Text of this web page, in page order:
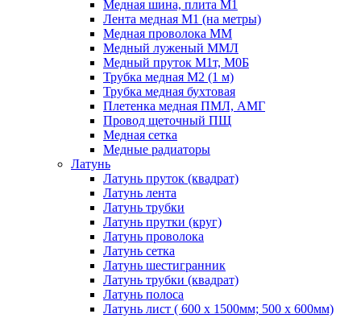
Медная шина, плита М1
Лента медная М1 (на метры)
Медная проволока ММ
Медный луженый ММЛ
Медный пруток М1т, М0Б
Трубка медная М2 (1 м)
Трубка медная бухтовая
Плетенка медная ПМЛ, АМГ
Провод щеточный ПЩ
Медная сетка
Медные радиаторы
Латунь
Латунь пруток (квадрат)
Латунь лента
Латунь трубки
Латунь прутки (круг)
Латунь проволока
Латунь сетка
Латунь шестигранник
Латунь трубки (квадрат)
Латунь полоса
Латунь лист ( 600 х 1500мм; 500 х 600мм)